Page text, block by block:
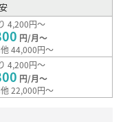
4,200円～
円/月～
44,000円～
4,200円～
円/月～
22,000円～